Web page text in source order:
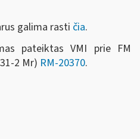
galima rasti čia.
pateiktas VMI prie FM
2 Mr) RM-20370.